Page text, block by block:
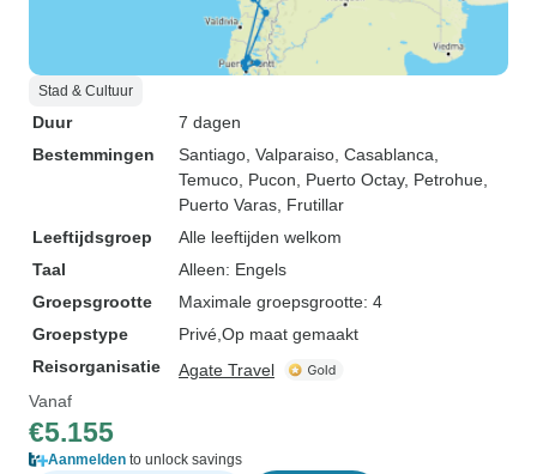
Stad & Cultuur
Duur
7 dagen
Bestemmingen
Santiago , Valparaiso , Casablanca
Temuco , Pucon , Puerto Octay, Petrohue
Puerto Varas , Frutillar
Leeftijdsgroep
Alle leeftijden welkom
Taal
Alleen: Engels
Groepsgrootte
Maximale groepsgrootte: 4
Groepstype
Privé Op maat gemaakt
Reisorganisatie
Agate Travel
Vanaf
€5.155
Aanmelden to unlock savings